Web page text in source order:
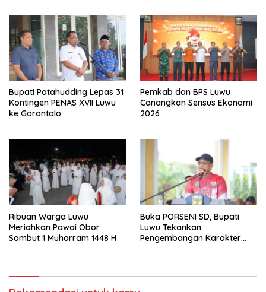
Bupati Patahudding Lepas 31
Kontingen PENAS XVII Luwu
ke Gorontalo
Pemkab dan BPS Luwu
Canangkan Sensus Ekonomi
2026
Ribuan Warga Luwu
Meriahkan Pawai Obor
Sambut 1 Muharram 1448 H
Buka PORSENI SD, Bupati
Luwu Tekankan
Pengembangan Karakter